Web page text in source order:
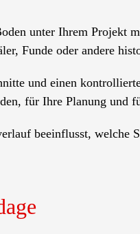
unter Ihrem
Funde oder andere
und einen
für Ihre Planung und
beeinflusst, welche